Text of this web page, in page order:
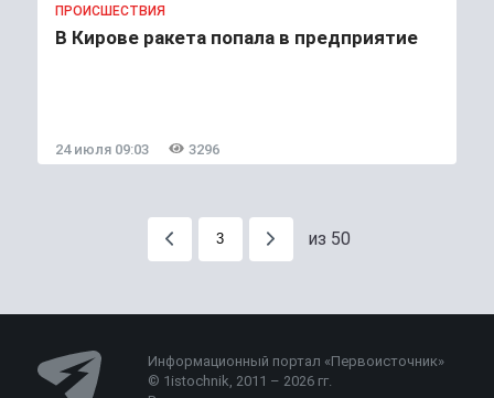
ПРОИСШЕСТВИЯ
В Кирове ракета попала в предприятие
24 июля 09:03 3296
из 50
Информационный портал «Первоисточник»
© 1istochnik, 2011 – 2026 гг.